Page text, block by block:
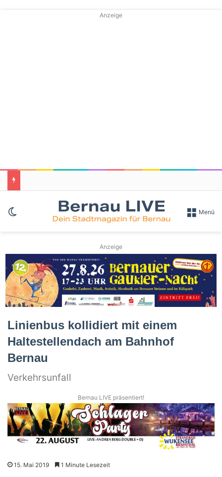
Anzeige
Skin umschalten Menü
Anzeige
Linienbus kollidiert mit einem
Haltestellendach am Bahnhof
Bernau
Verkehrsunfall
Bernau LIVE präsentiert!
15. Mai 2019 1 Minute Lesezeit